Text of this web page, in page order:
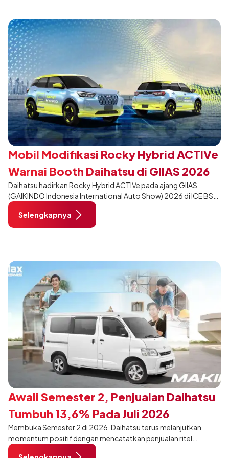
menjadi ciri khas Terios.
Mobil Modifikasi Rocky Hybrid ACTIVe
Warnai Booth Daihatsu di GIIAS 2026
Daihatsu hadirkan Rocky Hybrid ACTIVe pada ajang GIIAS
(GAIKINDO Indonesia International Auto Show) 2026 di ICE BSD
City, Tangerang. Terdapat 2 unit Rocky Hybrid yang
dimodifikasi untuk menghadirkan sarana inspirasi bagi
pengunjung mendukung gaya hidup yang aktif.
Selengkapnya
Awali Semester 2, Penjualan Daihatsu
Tumbuh 13,6% Pada Juli 2026
Membuka Semester 2 di 2026, Daihatsu terus melanjutkan
momentum positif dengan mencatatkan penjualan ritel
sebanyak 12.750 unit pada Juli 2026. Capaian tersebut tumbuh